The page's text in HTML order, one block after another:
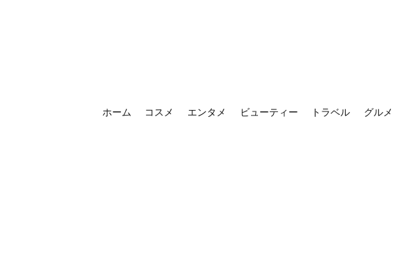
ホーム コスメ エンタメ ビューティー トラベル グルメ